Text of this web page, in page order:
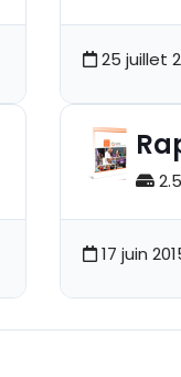
25 juillet
17 juin